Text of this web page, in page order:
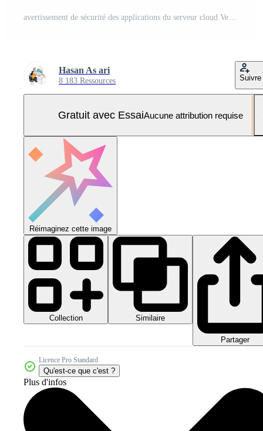
avertissement de sécurité des applications du serveur cloud Vecteur Pro et SVG Pro
Hasan As ari
8 183 Ressources Suivre
Gratuit avec EssaiAucune attribution requise
Réimaginez cette image
Collection Similaire
Partager
Licence Pro Standard
Qu'est-ce que c'est ?
Plus d'infos